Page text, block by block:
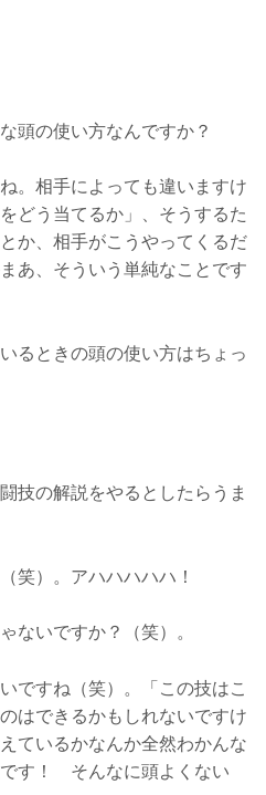
頭の使い方なんですか？
相手によっても違いますけ
どう当てるか」、そうするた
か、相手がこうやってくるだ
あ、そういう単純なことです
るときの頭の使い方はちょっ
の解説をやるとしたらうま
笑）。アハハハハハ！
いですか？（笑）。
ですね（笑）。「この技はこ
はできるかもしれないですけ
ているかなんか全然わかんな
す！ そんなに頭よくない